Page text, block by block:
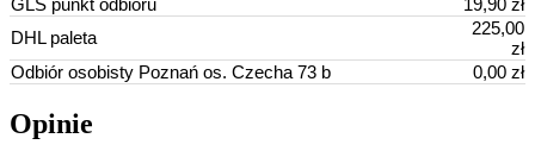
DHL paleta
225,00
zł
Odbiór osobisty Poznań os. Czecha 73 b
0,00 zł
Opinie